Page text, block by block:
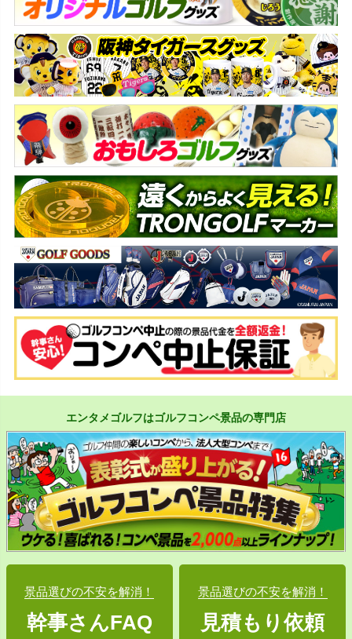
エンタメゴルフはゴルフコンペ景品の専門店
景品選びの不安を解消！
幹事さんFAQ
景品選びの不安を解消！
見積もり依頼